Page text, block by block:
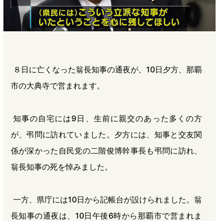
８日に亡くなった翁長知事の通夜が、10日夕方、那覇
市の大典寺で営まれます。
知事の自宅には9日、生前に親交のあった多くの方
が、弔問に訪れていました。夕方には、知事と交友関
係が深かった自民党の二階俊博幹事長も弔問に訪れ、
翁長知事の死を悼みました。
一方、県庁には10日から記帳台が設けられました。翁
長知事の通夜は、10日午後6時から那覇市で営まれま